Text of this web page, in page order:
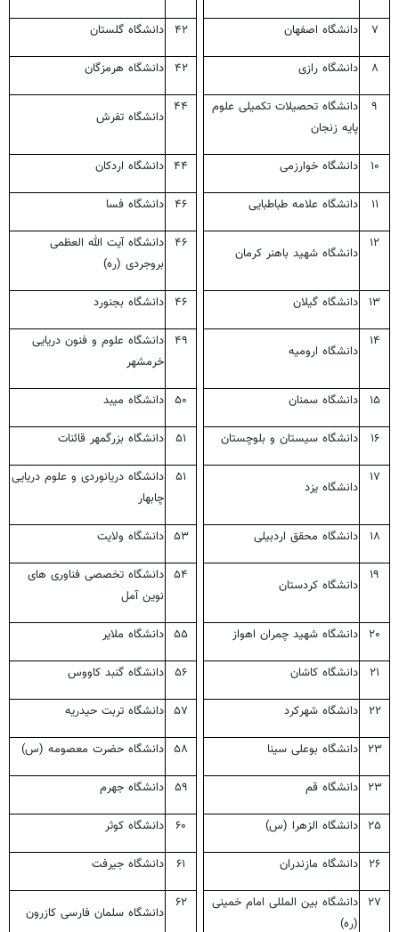
۷ دانشگاه اصفهان ۴۲ دانشگاه گلستان
۸ دانشگاه رازی ۴۲ دانشگاه هرمزگان
۹
دانشگاه تحصیلات تکمیلی علوم
پایه زنجان
۴۴
دانشگاه تفرش
۱۰ دانشگاه خوارزمی ۴۴ دانشگاه اردکان
۱۱ دانشگاه علامه طباطبایی ۴۶ دانشگاه فسا
۱۲
دانشگاه شهید باهنر کرمان
۴۶
دانشگاه آیت الله العظمی
بروجردی (ره)
۱۳ دانشگاه گیلان ۴۶ دانشگاه بجنورد
۱۴
دانشگاه ارومیه
۴۹
دانشگاه علوم و فنون دریایی
خرمشهر
۱۵ دانشگاه سمنان ۵۰ دانشگاه میبد
۱۶ دانشگاه سیستان و بلوچستان ۵۱ دانشگاه بزرگمهر قائنات
۱۷
دانشگاه یزد
۵۱
دانشگاه دریانوردی و علوم دریایی
چابهار
۱۸ دانشگاه محقق اردبیلی ۵۳ دانشگاه ولایت
۱۹
دانشگاه کردستان
۵۴ دانشگاه تخصصی فناوری های
نوین آمل
۲۰ دانشگاه شهید چمران اهواز ۵۵ دانشگاه ملایر
۲۱ دانشگاه کاشان ۵۶ دانشگاه گنبد کاووس
۲۲ دانشگاه شهرکرد ۵۷ دانشگاه تربت حیدریه
۲۳ دانشگاه بوعلی سینا ۵۸ دانشگاه حضرت معصومه (س)
۲۳ دانشگاه قم ۵۹ دانشگاه جهرم
۲۵ دانشگاه الزهرا (س) ۶۰ دانشگاه کوثر
۲۶ دانشگاه مازندران ۶۱ دانشگاه جیرفت
۲۷ دانشگاه بین المللی امام خمینی
(ره)
۶۲
دانشگاه سلمان فارسی کازرون